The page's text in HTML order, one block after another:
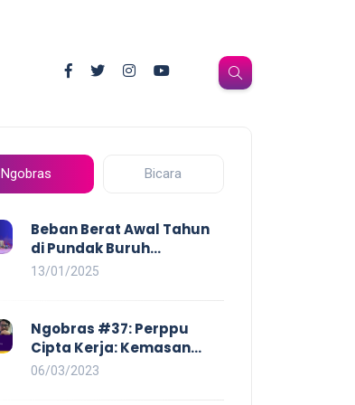
Ngobras Bicara
Beban Berat Awal Tahun
di Pundak Buruh
Perempuan: Kenaikan
Membayangi dan
Eksploitasi di Dunia Kerja
13/01/2025
Ngobras #37: Perppu
Cipta Kerja: Kemasan
Baru UU Cipta Kerja yang
06/03/2023